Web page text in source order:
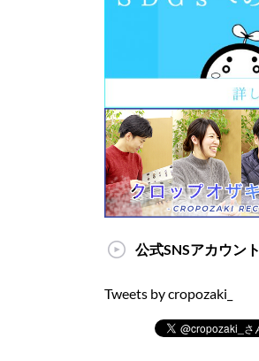
公式SNSアカウント
Tweets by cropozaki_